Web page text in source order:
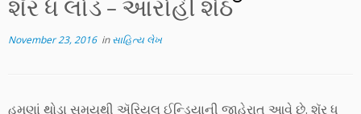
શૅર ધ લોડ – આરોહી શેઠ
November 23, 2016inસાહિત્ય લેખ
હમણાં થોડા સમયથી ઍરિયલ ઈન્ડિયાની જાહેરાત આવે છે. શૅર ધ